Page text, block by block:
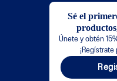
Sé el
Únete y obtén